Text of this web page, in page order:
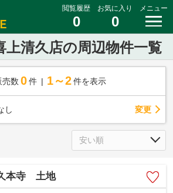
閲覧履歴
0
お気に入り
0
メニュー
上清久店の周辺物件一覧
売数 0 件 1～2 件を表示
し 変更
本寺 土地